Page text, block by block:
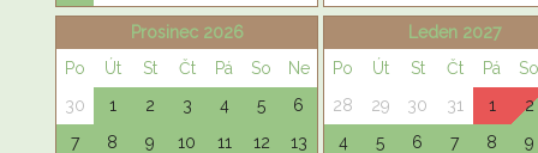
Prosinec 2026
Po
Út St Čt Pá So
Ne
30
1 2 3 4 5
6
7
8 9 10 11 12
13
Leden 2027
Po
Út St Čt Pá
So
28
29 30 31 1
2
4
5 6 7 8
9